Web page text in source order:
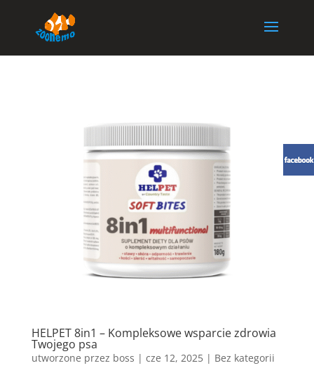
HELPET 8in1 – Kompleksowe wsparcie zdrowia
Twojego psa
utworzone przez boss | cze 12, 2025| Bez kategorii